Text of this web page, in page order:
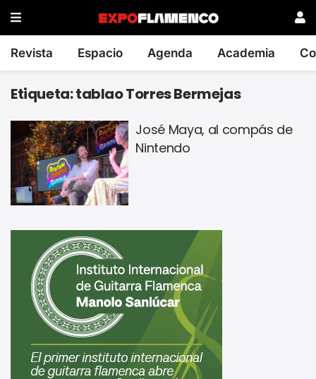
Revista Espacio Agenda Academia
Etiqueta:tablao Torres Bermejas
José Maya, al compás de
Nintendo